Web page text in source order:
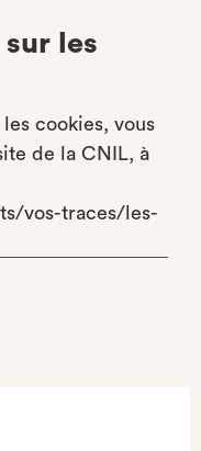
les
cookies, vous
de la CNIL, à
vos-traces/les-